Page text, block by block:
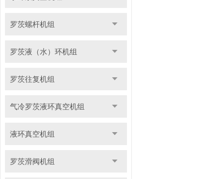
罗茨螺杆机组
罗茨液（水）环机组
罗茨往复机组
气冷罗茨液环真空机组
液环真空机组
罗茨滑阀机组